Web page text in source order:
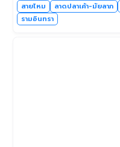
สายไหม ลาดปลาเค้า-มัยลาภ
รามอินทรา